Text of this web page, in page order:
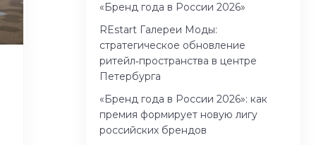
«Бренд года в России 2026»
REstart Галереи Моды:
стратегическое обновление
ритейл‑пространства в центре
Петербурга
«Бренд года в России 2026»: как
премия формирует новую лигу
российских брендов